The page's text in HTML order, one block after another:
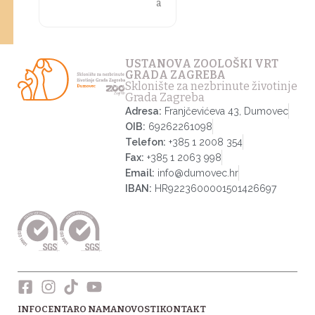
a
USTANOVA ZOOLOŠKI VRT
GRADA ZAGREBA
Sklonište za nezbrinute životinje
Grada Zagreba
Adresa: Franjčevićeva 43, Dumovec
OIB: 69262261098
Telefon: +385 1 2008 354
Fax: +385 1 2063 998
Email: info@dumovec.hr
IBAN: HR9223600001501426697
INFOCENTARO NAMANOVOSTIKONTAKT